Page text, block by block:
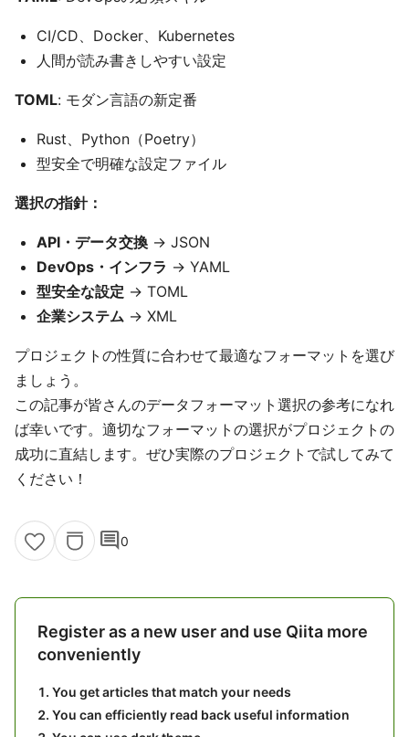
CI/CD、Docker、Kubernetes
人間が読み書きしやすい設定
TOML: モダン言語の新定番
Rust、Python（Poetry）
型安全で明確な設定ファイル
選択の指針：
API・データ交換 → JSON
DevOps・インフラ → YAML
型安全な設定 → TOML
企業システム → XML
プロジェクトの性質に合わせて最適なフォーマットを選び
ましょう。
この記事が皆さんのデータフォーマット選択の参考になれ
ば幸いです。適切なフォーマットの選択がプロジェクトの
成功に直結します。ぜひ実際のプロジェクトで試してみて
ください！
comment0
Register as a new user and use Qiita more
conveniently
You get articles that match your needs
You can efficiently read back useful information